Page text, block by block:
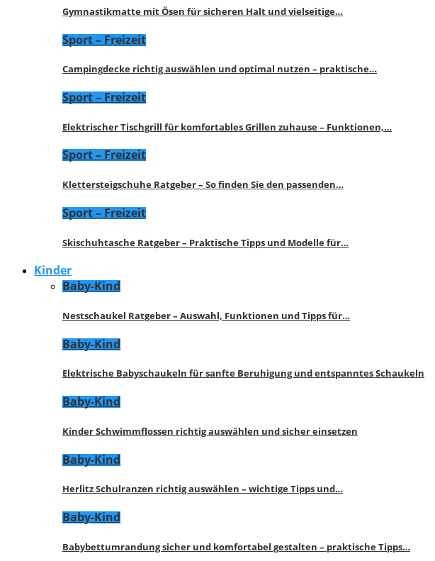
Gymnastikmatte mit Ösen für sicheren Halt und vielseitige…
Sport – Freizeit
Campingdecke richtig auswählen und optimal nutzen – praktische…
Sport – Freizeit
Elektrischer Tischgrill für komfortables Grillen zuhause – Funktionen,…
Sport – Freizeit
Klettersteigschuhe Ratgeber – So finden Sie den passenden…
Sport – Freizeit
Skischuhtasche Ratgeber – Praktische Tipps und Modelle für…
Kinder
Baby-Kind
Nestschaukel Ratgeber – Auswahl, Funktionen und Tipps für…
Baby-Kind
Elektrische Babyschaukeln für sanfte Beruhigung und entspanntes Schaukeln
Baby-Kind
Kinder Schwimmflossen richtig auswählen und sicher einsetzen
Baby-Kind
Herlitz Schulranzen richtig auswählen – wichtige Tipps und…
Baby-Kind
Babybettumrandung sicher und komfortabel gestalten – praktische Tipps…